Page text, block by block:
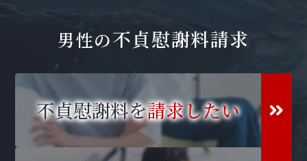
男性の不貞慰謝料請求
不貞慰謝料を請求したい